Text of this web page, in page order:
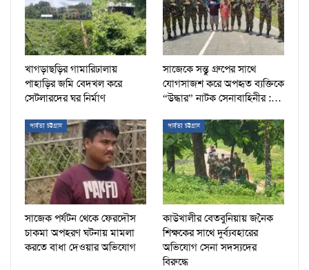
খাগড়াছড়ির গামারিঢালায়
পাহাড়ির জমি বেদখল করে
সেটলারদের ঘর নির্মাণ
সাজেকে সন্তু গ্রুপের সাথে
যোগসাজশ করে অপহৃত ব্যক্তিকে
“উদ্ধার” নাটক সেনাবাহিনীর :…
পার্বত্য চট্টগ্রাম
সাজেক পর্যটন থেকে ফেরদৌস
চাকমা অপহরণ ঘটনায় মামলা
করতে বাধা দেওয়ার অভিযোগ
পার্বত্য চট্টগ্রাম
কাউখালীর বেতবুনিয়ায় জনৈক
শিক্ষকের সাথে দুর্ব্যবহারের
অভিযোগ সেনা সদস্যদের
বিরুদ্ধে